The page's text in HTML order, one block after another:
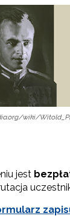
wiki/
jest